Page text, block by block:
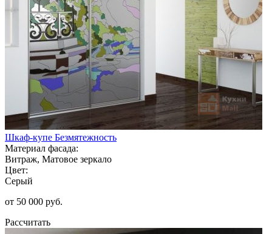
Шкаф-купе Безмятежность
Материал фасада:
Витраж, Матовое зеркало
Цвет:
Серый
от 50 000 руб.
Рассчитать